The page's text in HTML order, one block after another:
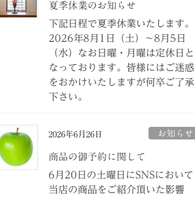
夏季休業のお知らせ
下記日程で夏季休業いたします。
2026年8月1日（土）～8月5日
（水）なお日曜・月曜は定休日と
なっております。皆様にはご迷惑
をおかけいたしますが何卒ご了承
下さい。
2026年6月26日 お知らせ
商品の御予約に関して
6月20日の土曜日にSNSにおいて
当店の商品をご紹介頂いた影響